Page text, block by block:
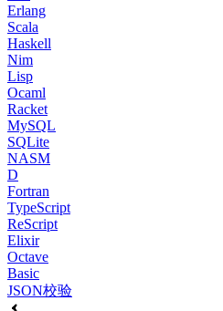
Erlang
Scala
Haskell
Nim
Lisp
Ocaml
Racket
MySQL
SQLite
NASM
D
Fortran
TypeScript
ReScript
Elixir
Octave
Basic
JSON校验